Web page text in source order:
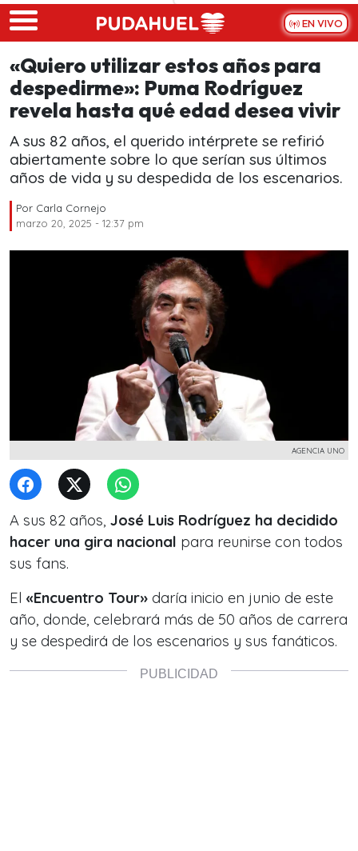
Skip to main content
EN VIVO
«Quiero utilizar estos años para
despedirme»: Puma Rodríguez
revela hasta qué edad desea vivir
A sus 82 años, el querido intérprete se refirió
abiertamente sobre lo que serían sus últimos
años de vida y su despedida de los escenarios.
Por Carla Cornejo
marzo 20, 2025 - 12:37 pm
AGENCIA UNO
A sus 82 años, José Luis Rodríguez ha decidido
hacer una gira nacional para reunirse con todos
sus fans.
El «Encuentro Tour» daría inicio en junio de este
año, donde, celebrará más de 50 años de carrera
y se despedirá de los escenarios y sus fanáticos.